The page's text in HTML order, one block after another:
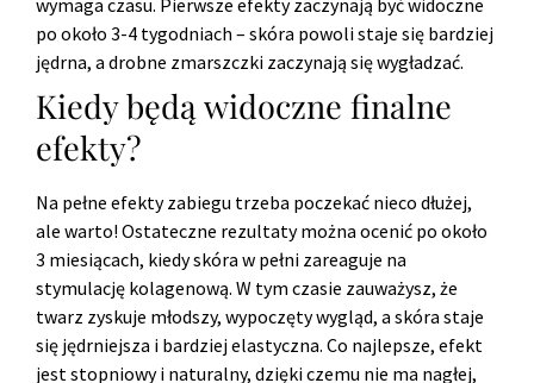
po około 3-4 tygodniach – skóra powoli staje się bardziej
jędrna, a drobne zmarszczki zaczynają się wygładzać.
Kiedy będą widoczne finalne
efekty?
Na pełne efekty zabiegu trzeba poczekać nieco dłużej,
ale warto! Ostateczne rezultaty można ocenić po około
3 miesiącach, kiedy skóra w pełni zareaguje na
stymulację kolagenową. W tym czasie zauważysz, że
twarz zyskuje młodszy, wypoczęty wygląd, a skóra staje
się jędrniejsza i bardziej elastyczna. Co najlepsze, efekt
jest stopniowy i naturalny, dzięki czemu nie ma nagłej,